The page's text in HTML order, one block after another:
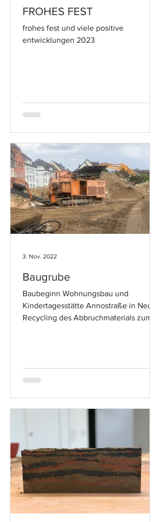
FROHES FEST
frohes fest und viele positive
entwicklungen 2023
Baugrube
Baubeginn Wohnungsbau und
Kindertagesstätte Annostraße in Neuss
Recycling des Abbruchmaterials zum
3. Nov. 2022